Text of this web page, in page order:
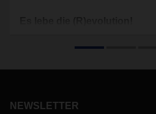
NEWSLETTER